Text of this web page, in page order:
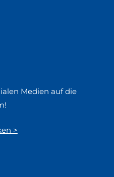
Medien auf die
>